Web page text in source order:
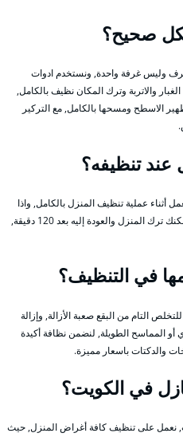
صحيح؟
وليس غرفة واحدة, ونستخدم ادوات
والاتربة وترك المكان نظيف بالكامل,
الاسطح ومسحها بالكامل, مع التركير
تنظيفه؟
أثناء عملية تنظيف المنزل بالكامل, واذا
كنت لا تشعر بالراحة أثناء عملية التنظيف يمكنك ترك المنزل والعودة إليه بعد 120 دقيقة,
في التنظيف؟
التام من البقع صعبة الأزالة, وإزالة
أو المماسح الطويلة, لنضمن نظافة أكيدة
في الكويت؟
نعمل على تنظيف كافة أغراض المنزل, حيث